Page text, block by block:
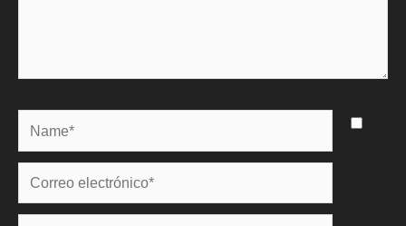
Name*
Correo
electrónico*